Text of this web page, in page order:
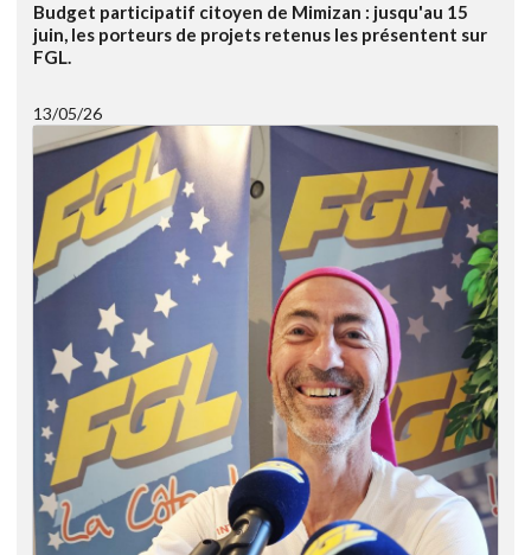
Budget participatif citoyen de Mimizan : jusqu'au 15
juin, les porteurs de projets retenus les présentent sur
FGL.
13/05/26